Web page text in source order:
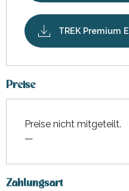
TREK Premium
Preise
Preise nicht mitgeteilt.
—
Zahlungsart